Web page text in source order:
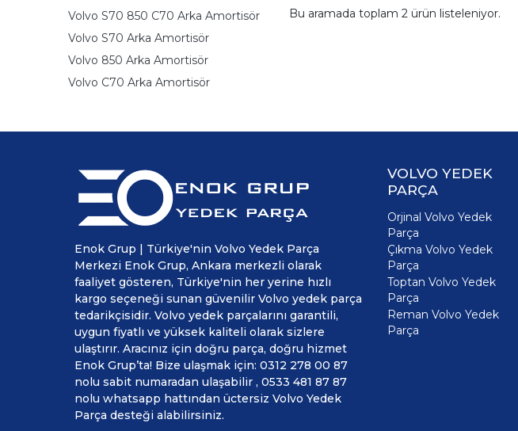
Volvo S70 850 C70 Arka Amortisör
Volvo S70 Arka Amortisör
Volvo 850 Arka Amortisör
Volvo C70 Arka Amortisör
Bu aramada toplam 2 ürün listeleniyor.
Enok Grup | Türkiye'nin Volvo Yedek Parça
Merkezi Enok Grup, Ankara merkezli olarak
faaliyet gösteren, Türkiye'nin her yerine hızlı
kargo seçeneği sunan güvenilir Volvo yedek parça
tedarikçisidir. Volvo yedek parçalarını garantili,
uygun fiyatlı ve yüksek kaliteli olarak sizlere
ulaştırır. Aracınız için doğru parça, doğru hizmet
Enok Grup’ta! Bize ulaşmak için: 0312 278 00 87
nolu sabit numaradan ulaşabilir , 0533 481 87 87
nolu whatsapp hattından üctersiz Volvo Yedek
Parça desteği alabilirsiniz.
VOLVO YEDEK
PARÇA
Orjinal Volvo Yedek
Parça
Çıkma Volvo Yedek
Parça
Toptan Volvo Yedek
Parça
Reman Volvo Yedek
Parça